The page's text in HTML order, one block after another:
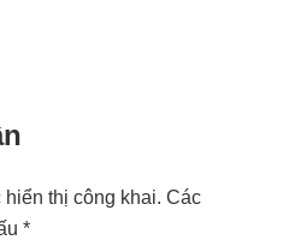
thị công khai. Các
*